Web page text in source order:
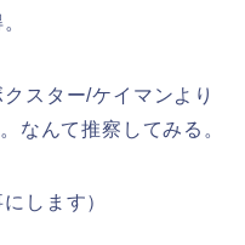
スター/ケイマンより
なんて推察してみる。
します）